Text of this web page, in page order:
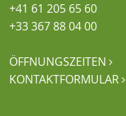
+41 61 205 65 60
+33 367 88 04 00
ÖFFNUNGSZEITEN
KONTAKTFORMULAR